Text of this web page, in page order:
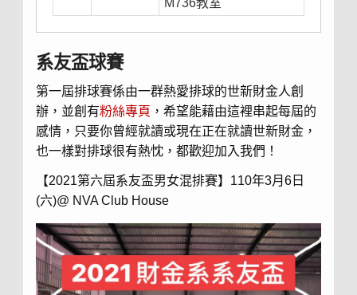
M736教室
系友盃球賽
第一屆排球賽係由一群熱愛排球的世新財金人創
辦，並創有粉絲專頁 ，希望能藉由這裡串起每屆的
感情，只要你曾經就讀或現在正在就讀世新財金，
也一樣對排球很有熱忱，都歡迎加入我們！
【2021第六屆系友盃男女混排賽】110年3月6日
(六)@ NVA Club House